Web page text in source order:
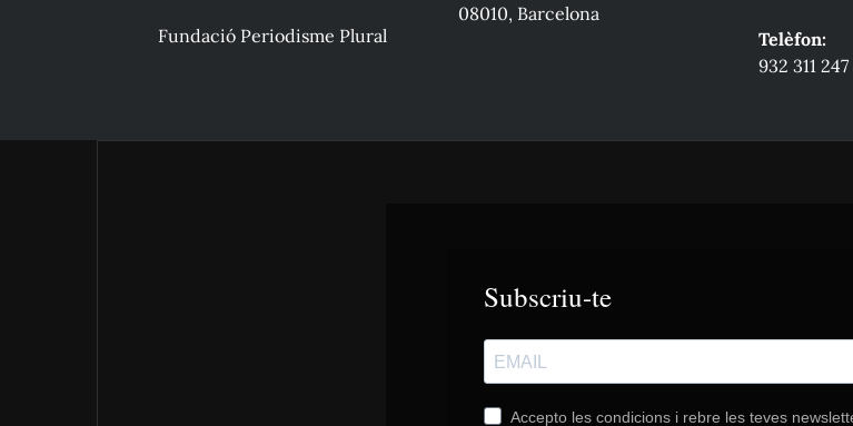
Fundació Periodisme Plural
08010, Barcelona
Telèfon:
932 311 247